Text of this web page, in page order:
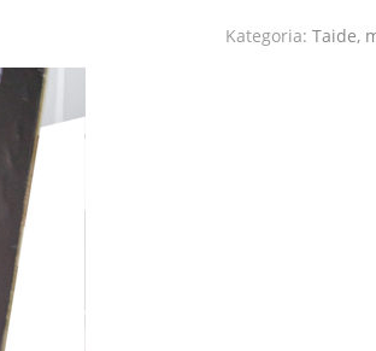
Kategoria: Taide,